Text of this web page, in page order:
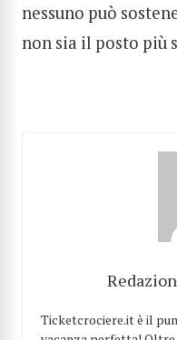
nessuno può
non sia il posto più
Ticketcrociere.it è il